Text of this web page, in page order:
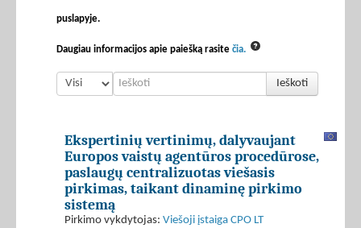
puslapyje.
Daugiau informacijos apie paiešką rasite čia.
Ieškoti
Ekspertinių vertinimų, dalyvaujant
Europos vaistų agentūros procedūrose,
paslaugų centralizuotas viešasis
pirkimas, taikant dinaminę pirkimo
sistemą
Pirkimo vykdytojas: Viešoji įstaiga CPO LT